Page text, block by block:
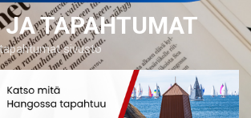
JA TAPAHTUMAT
sivusto